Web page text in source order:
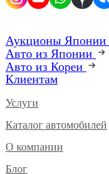
Аукционы Японии
Авто из Японии
Авто из Кореи
Клиентам
Услуги
Каталог автомобилей
О компании
Блог